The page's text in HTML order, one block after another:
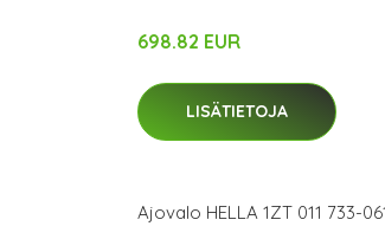
698.82 EUR
LISÄTIETOJA
Ajovalo HELLA 1ZT 011 733-